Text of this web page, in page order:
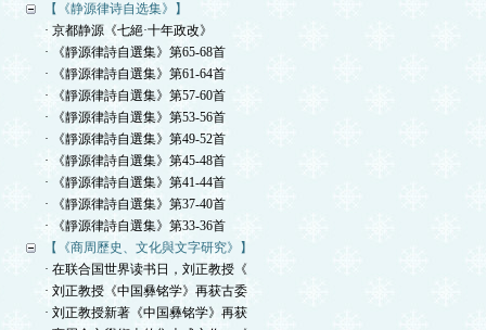
【《静源律诗自选集》】
· 京都静源《七絕·十年政改》
· 《靜源律詩自選集》第65-68首
· 《靜源律詩自選集》第61-64首
· 《靜源律詩自選集》第57-60首
· 《靜源律詩自選集》第53-56首
· 《靜源律詩自選集》第49-52首
· 《靜源律詩自選集》第45-48首
· 《靜源律詩自選集》第41-44首
· 《靜源律詩自選集》第37-40首
· 《靜源律詩自選集》第33-36首
【《商周歷史、文化與文字研究》】
· 在联合国世界读书日，刘正教授《
· 刘正教授《中国彝铭学》再获古委
· 刘正教授新著《中国彝铭学》再获